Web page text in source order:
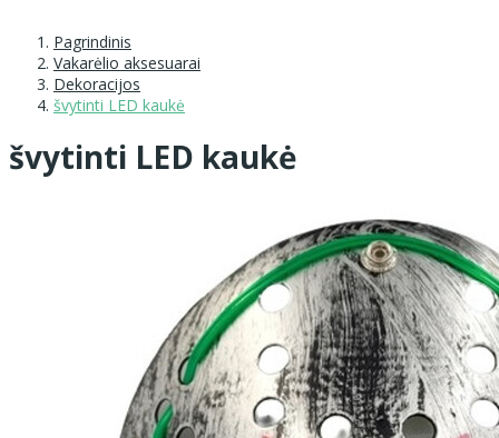
Pagrindinis
Vakarėlio aksesuarai
Dekoracijos
švytinti LED kaukė
švytinti LED kaukė